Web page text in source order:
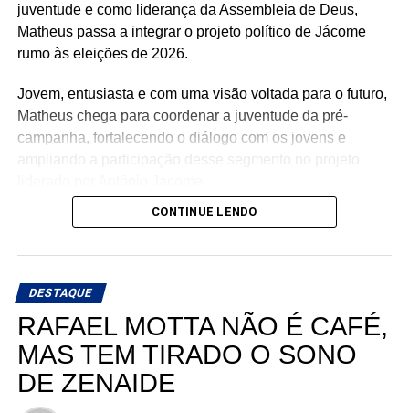
juventude e como liderança da Assembleia de Deus,
Matheus passa a integrar o projeto político de Jácome
rumo às eleições de 2026.
Jovem, entusiasta e com uma visão voltada para o futuro,
Matheus chega para coordenar a juventude da pré-
campanha, fortalecendo o diálogo com os jovens e
Ao declarar seu apoio, Matheus afirmou acreditar na
busca retornar à Assembleia Legislativa, segue
ampliando sua base de apoio e reunindo lideranças de
diferentes regiões e segmentos da sociedade em torno de
sua pré-candidatura.
CONTINUE LENDO
DESTAQUE
RAFAEL MOTTA NÃO É CAFÉ,
MAS TEM TIRADO O SONO
DE ZENAIDE